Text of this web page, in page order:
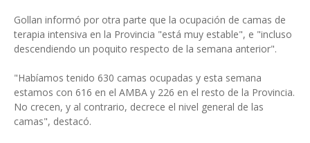
Gollan informó por otra parte que la ocupación de camas de
terapia intensiva en la Provincia "está muy estable", e "incluso
descendiendo un poquito respecto de la semana anterior".
"Habíamos tenido 630 camas ocupadas y esta semana
estamos con 616 en el AMBA y 226 en el resto de la Provincia.
No crecen, y al contrario, decrece el nivel general de las
camas", destacó.